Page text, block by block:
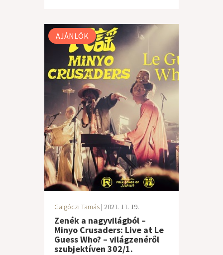
AJÁNLÓK
Galgóczi Tamás | 2021. 11. 19.
Zenék a nagyvilágból –
Minyo Crusaders: Live at Le
Guess Who? – világzenéről
szubjektíven 302/1.